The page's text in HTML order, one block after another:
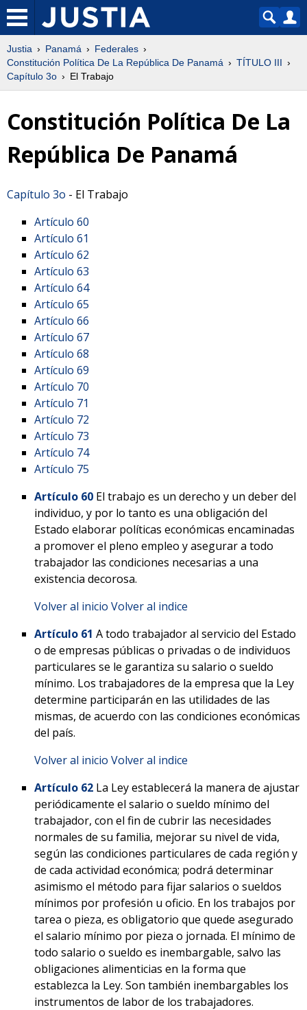
Justia Panamá
Federales
Constitución Política De La República De Panamá
TÍTULO III
Capítulo 3o
El Trabajo
Constitución Política De La
República De Panamá
Capítulo 3o - El Trabajo
Artículo 60
Artículo 61
Artículo 62
Artículo 63
Artículo 64
Artículo 65
Artículo 66
Artículo 67
Artículo 68
Artículo 69
Artículo 70
Artículo 71
Artículo 72
Artículo 73
Artículo 74
Artículo 75
Artículo 60 El trabajo es un derecho y un deber del
individuo, y por lo tanto es una obligación del
Estado elaborar políticas económicas encaminadas
a promover el pleno empleo y asegurar a todo
trabajador las condiciones necesarias a una
existencia decorosa.
Volver al inicio Volver al indice
Artículo 61 A todo trabajador al servicio del Estado
o de empresas públicas o privadas o de individuos
particulares se le garantiza su salario o sueldo
mínimo. Los trabajadores de la empresa que la Ley
determine participarán en las utilidades de las
mismas, de acuerdo con las condiciones económicas
del país.
Volver al inicio Volver al indice
Artículo 62 La Ley establecerá la manera de ajustar
periódicamente el salario o sueldo mínimo del
trabajador, con el fin de cubrir las necesidades
normales de su familia, mejorar su nivel de vida,
según las condiciones particulares de cada región y
de cada actividad económica; podrá determinar
asimismo el método para fijar salarios o sueldos
mínimos por profesión u oficio. En los trabajos por
tarea o pieza, es obligatorio que quede asegurado
el salario mínimo por pieza o jornada. El mínimo de
todo salario o sueldo es inembargable, salvo las
obligaciones alimenticias en la forma que
establezca la Ley. Son también inembargables los
instrumentos de labor de los trabajadores.